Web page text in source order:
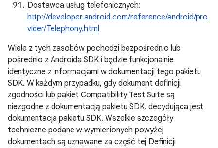
Dostawca usług telefonicznych:
http://developer.android.com/reference/android/pro
vider/Telephony.html
Wiele z tych zasobów pochodzi bezpośrednio lub
pośrednio z Androida SDK i będzie funkcjonalnie
identyczne z informacjami w dokumentacji tego pakietu
SDK. W każdym przypadku, gdy dokument definicji
zgodności lub pakiet Compatibility Test Suite są
niezgodne z dokumentacją pakietu SDK, decydująca jest
dokumentacja pakietu SDK. Wszelkie szczegóły
techniczne podane w wymienionych powyżej
dokumentach są uznawane za część tej Definicji